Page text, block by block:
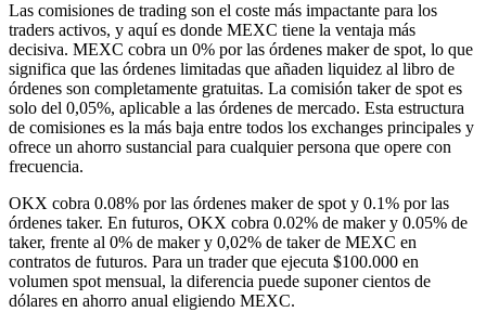
Las comisiones de trading son el coste más impactante para los
traders activos, y aquí es donde MEXC tiene la ventaja más
decisiva. MEXC cobra un 0% por las órdenes maker de spot, lo que
significa que las órdenes limitadas que añaden liquidez al libro de
órdenes son completamente gratuitas. La comisión taker de spot es
solo del 0,05%, aplicable a las órdenes de mercado. Esta estructura
de comisiones es la más baja entre todos los exchanges principales y
ofrece un ahorro sustancial para cualquier persona que opere con
frecuencia.
OKX cobra 0.08% por las órdenes maker de spot y 0.1% por las
órdenes taker. En futuros, OKX cobra 0.02% de maker y 0.05% de
taker, frente al 0% de maker y 0,02% de taker de MEXC en
contratos de futuros. Para un trader que ejecuta $100.000 en
volumen spot mensual, la diferencia puede suponer cientos de
dólares en ahorro anual eligiendo MEXC.